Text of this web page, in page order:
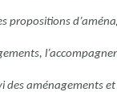
propositions
aménagements